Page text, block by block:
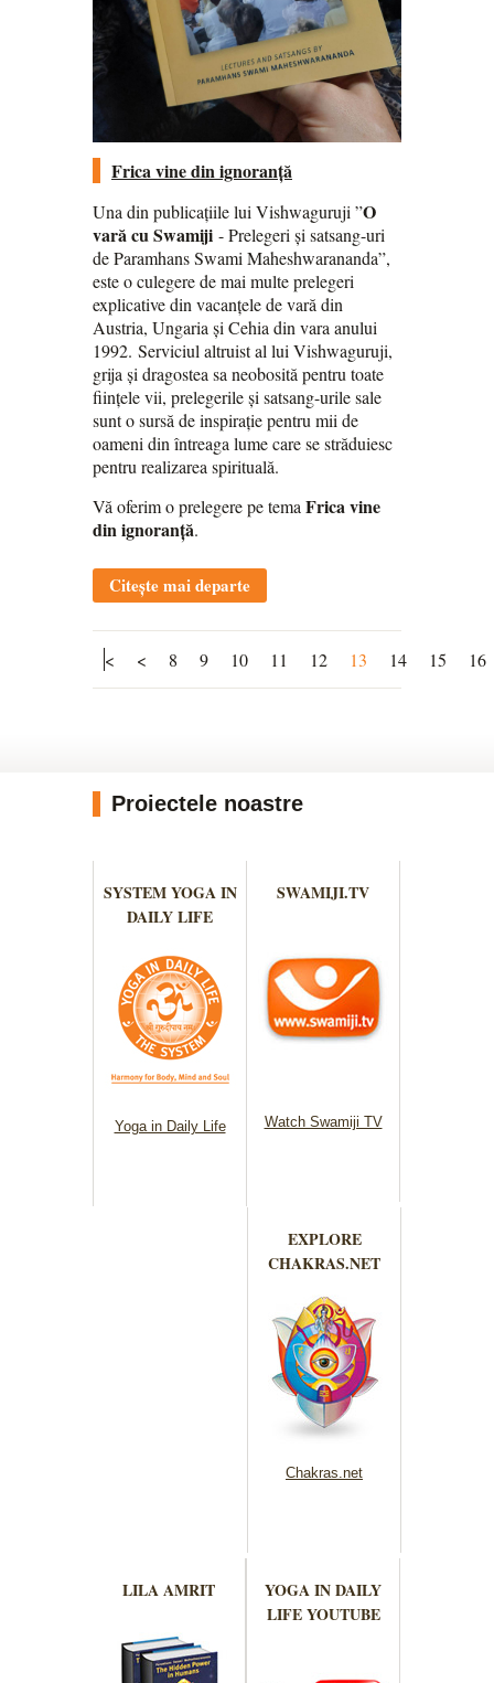
Frica vine din ignoranță
Una din publicațiile lui Vishwaguruji ”O
vară cu Swamiji - Prelegeri și satsang-uri
de Paramhans Swami Maheshwarananda”,
este o culegere de mai multe prelegeri
explicative din vacanțele de vară din
Austria, Ungaria și Cehia din vara anului
1992. Serviciul altruist al lui Vishwaguruji,
grija și dragostea sa neobosită pentru toate
ființele vii, prelegerile și satsang-urile sale
sunt o sursă de inspirație pentru mii de
oameni din întreaga lume care se străduiesc
pentru realizarea spirituală.
Vă oferim o prelegere pe temaFrica vine
din ignoranță.
Citește mai departe
< < 8 9 10 11 12 13 14 15 16
Proiectele noastre
SYSTEM YOGA IN
DAILY LIFE
Yoga in Daily Life
SWAMIJI.TV
Watch Swamiji TV
EXPLORE
CHAKRAS.NET
Chakras.net
LILA AMRIT
YOGA IN DAILY
LIFE YOUTUBE